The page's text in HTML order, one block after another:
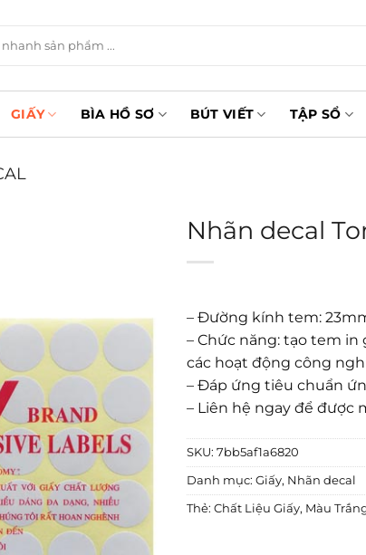
GIẤY BÌA HỒ SƠ BÚT VIẾT TẬP SỔ
Nhãn decal
– Đường kính tem:
– Chức năng: tạo tem
các hoạt động công
– Đáp ứng tiêu chuẩn
– Liên hệ ngay để được
SKU: 7bb5af1a6820
Danh mục: Giấy, Nhãn decal
Thẻ: Chất Liệu Giấy, Màu